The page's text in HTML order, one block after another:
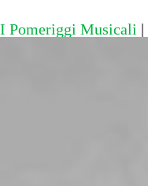
I Pomeriggi Musicali |